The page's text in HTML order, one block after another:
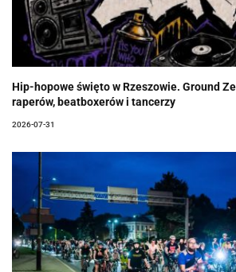
Hip-hopowe święto w Rzeszowie. Ground
raperów, beatboxerów i tancerzy
2026-07-31